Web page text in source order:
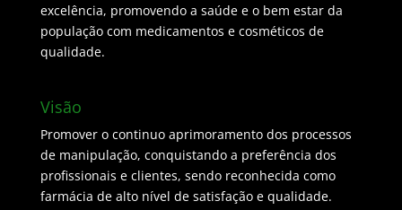
excelência, promovendo a saúde e o bem estar da
população com medicamentos e cosméticos de
qualidade.
Visão
Promover o continuo aprimoramento dos processos
de manipulação, conquistando a preferência dos
profissionais e clientes, sendo reconhecida como
farmácia de alto nível de satisfação e qualidade.